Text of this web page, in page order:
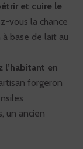
et cuire le
vous la chance
à base de lait au
l’habitant en
forgeron
un ancien